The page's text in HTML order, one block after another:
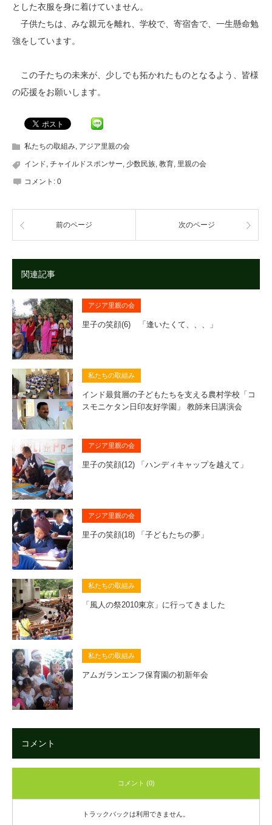
とした衣服を身に着けていません。
子供たちは、みな親元を離れ、学校で、寄宿舎で、一生懸命勉
強をしています。
この子たちの未来が、少しでも拓かれたものとなるよう、皆様
の応援をお願いします。
私たちの取組み, アジア里親の会
インド, チャイルドスポンサー, 少数民族, 教育, 里親の会
コメント: 0
前のページ 次のページ
関連記事
アジア里親の会
里子の笑顔(6) 「逢いたくて、、、」
私たちの取組み
インド最貧層の子どもたちを支える農村学校「コ
スモニケタン日印友好学園」 教師来日講演会
アジア里親の会
里子の笑顔(12) 「ハンディキャップを越えて」
アジア里親の会
里子の笑顔(18) 「子どもたちの夢」
私たちの取組み
「風人の祭2010東京」に行ってきました
私たちの取組み
アムガランエンフ保育園の初新年会
コメント
コメント (0)
トラックバックは利用できません。